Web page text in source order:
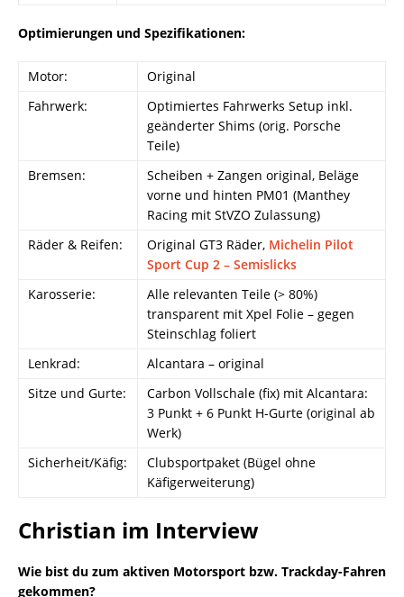
Optimierungen und Spezifikationen:
Motor:
Original
Fahrwerk:
Optimiertes Fahrwerks Setup inkl.
geänderter Shims (orig. Porsche
Teile)
Bremsen:
Scheiben + Zangen original, Beläge
vorne und hinten PM01 (Manthey
Racing mit StVZO Zulassung)
Räder & Reifen:
Original GT3 Räder, Michelin Pilot
Sport Cup 2 – Semislicks
Karosserie:
Alle relevanten Teile (> 80%)
transparent mit Xpel Folie – gegen
Steinschlag foliert
Lenkrad:
Alcantara – original
Sitze und Gurte:
Carbon Vollschale (fix) mit Alcantara:
3 Punkt + 6 Punkt H-Gurte (original ab
Werk)
Sicherheit/Käfig:
Clubsportpaket (Bügel ohne
Käfigerweiterung)
Christian im Interview
Wie bist du zum aktiven Motorsport bzw. Trackday-Fahren
gekommen?